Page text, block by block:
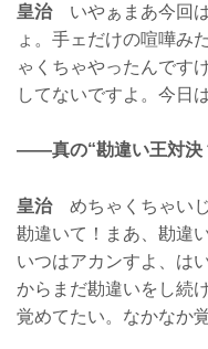
皇治いやぁまあ今回は
ょ。手ェだけの喧嘩み
ゃくちゃやったんです
してないですよ。今日
——真の“勘違い王対決
皇治めちゃくちゃいじ
勘違いて！まあ、勘違
いつはアカンすよ、は
からまだ勘違いをし続
覚めてたい。なかなか